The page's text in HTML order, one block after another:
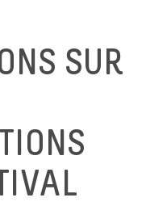
SUR